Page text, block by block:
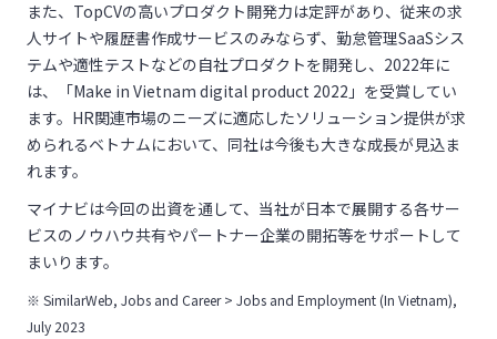
また、TopCVの高いプロダクト開発力は定評があり、従来の求
人サイトや履歴書作成サービスのみならず、勤怠管理SaaSシス
テムや適性テストなどの自社プロダクトを開発し、2022年に
は、「Make in Vietnam digital product 2022」を受賞してい
ます。HR関連市場のニーズに適応したソリューション提供が求
められるベトナムにおいて、同社は今後も大きな成長が見込ま
れます。
マイナビは今回の出資を通して、当社が日本で展開する各サー
ビスのノウハウ共有やパートナー企業の開拓等をサポートして
まいります。
※ SimilarWeb, Jobs and Career > Jobs and Employment (In Vietnam),
July 2023